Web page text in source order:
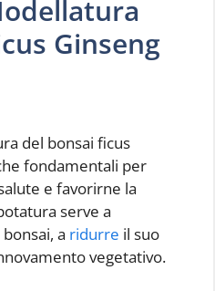
Ginseng
del bonsai ficus
fondamentali per
e favorirne la
serve a
a ridurre il suo
vegetativo.